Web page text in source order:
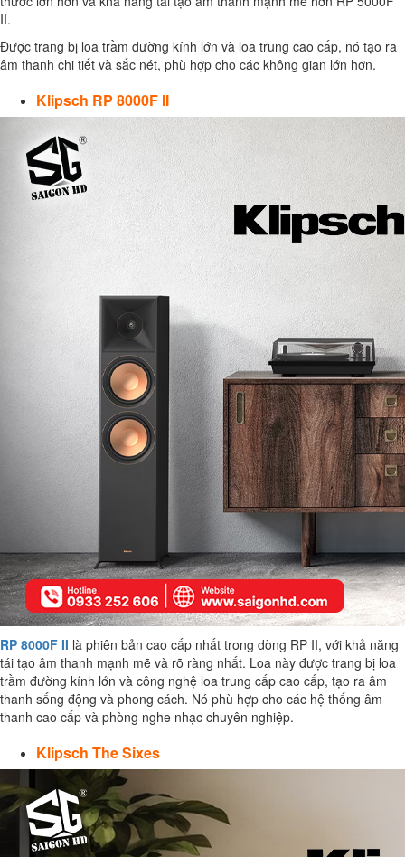
II.
Được trang bị loa trầm đường kính lớn và loa trung cao cấp, nó tạo ra
âm thanh chi tiết và sắc nét, phù hợp cho các không gian lớn hơn.
Klipsch RP 8000F II
RP 8000F II là phiên bản cao cấp nhất trong dòng RP II, với khả năng
tái tạo âm thanh mạnh mẽ và rõ ràng nhất. Loa này được trang bị loa
trầm đường kính lớn và công nghệ loa trung cấp cao cấp, tạo ra âm
thanh sống động và phong cách. Nó phù hợp cho các hệ thống âm
thanh cao cấp và phòng nghe nhạc chuyên nghiệp.
Klipsch The Sixes